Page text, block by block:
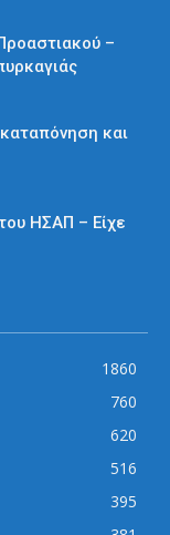
–
και
ΗΣΑΠ – Είχε
1860
760
620
516
395